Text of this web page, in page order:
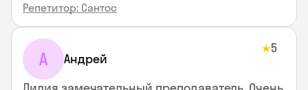
Репетитор: Сантос
А Андрей
★5